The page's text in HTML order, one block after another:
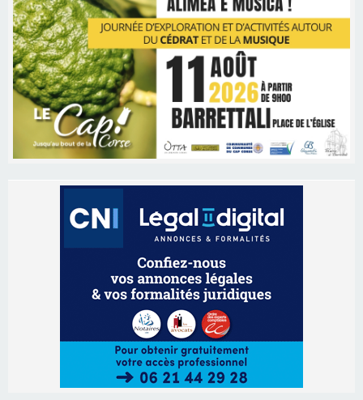
Les brèves
Festa di l’Associi Curtinesi le 13 septembre
Ucciani – Marché des producteurs à Cruculi le